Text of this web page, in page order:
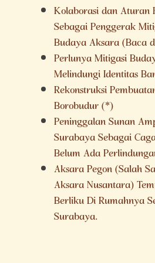
Kolaborasi dan Aturan
Sebagai Penggerak
Budaya Aksara (Baca
Perlunya Mitigasi
Melindungi Identitas
Rekonstruksi
Borobudur (*)
Peninggalan Sunan
Surabaya Sebagai
Belum Ada
Aksara Pegon (Salah
Aksara Nusantara)
Berliku Di Rumahnya
Surabaya.